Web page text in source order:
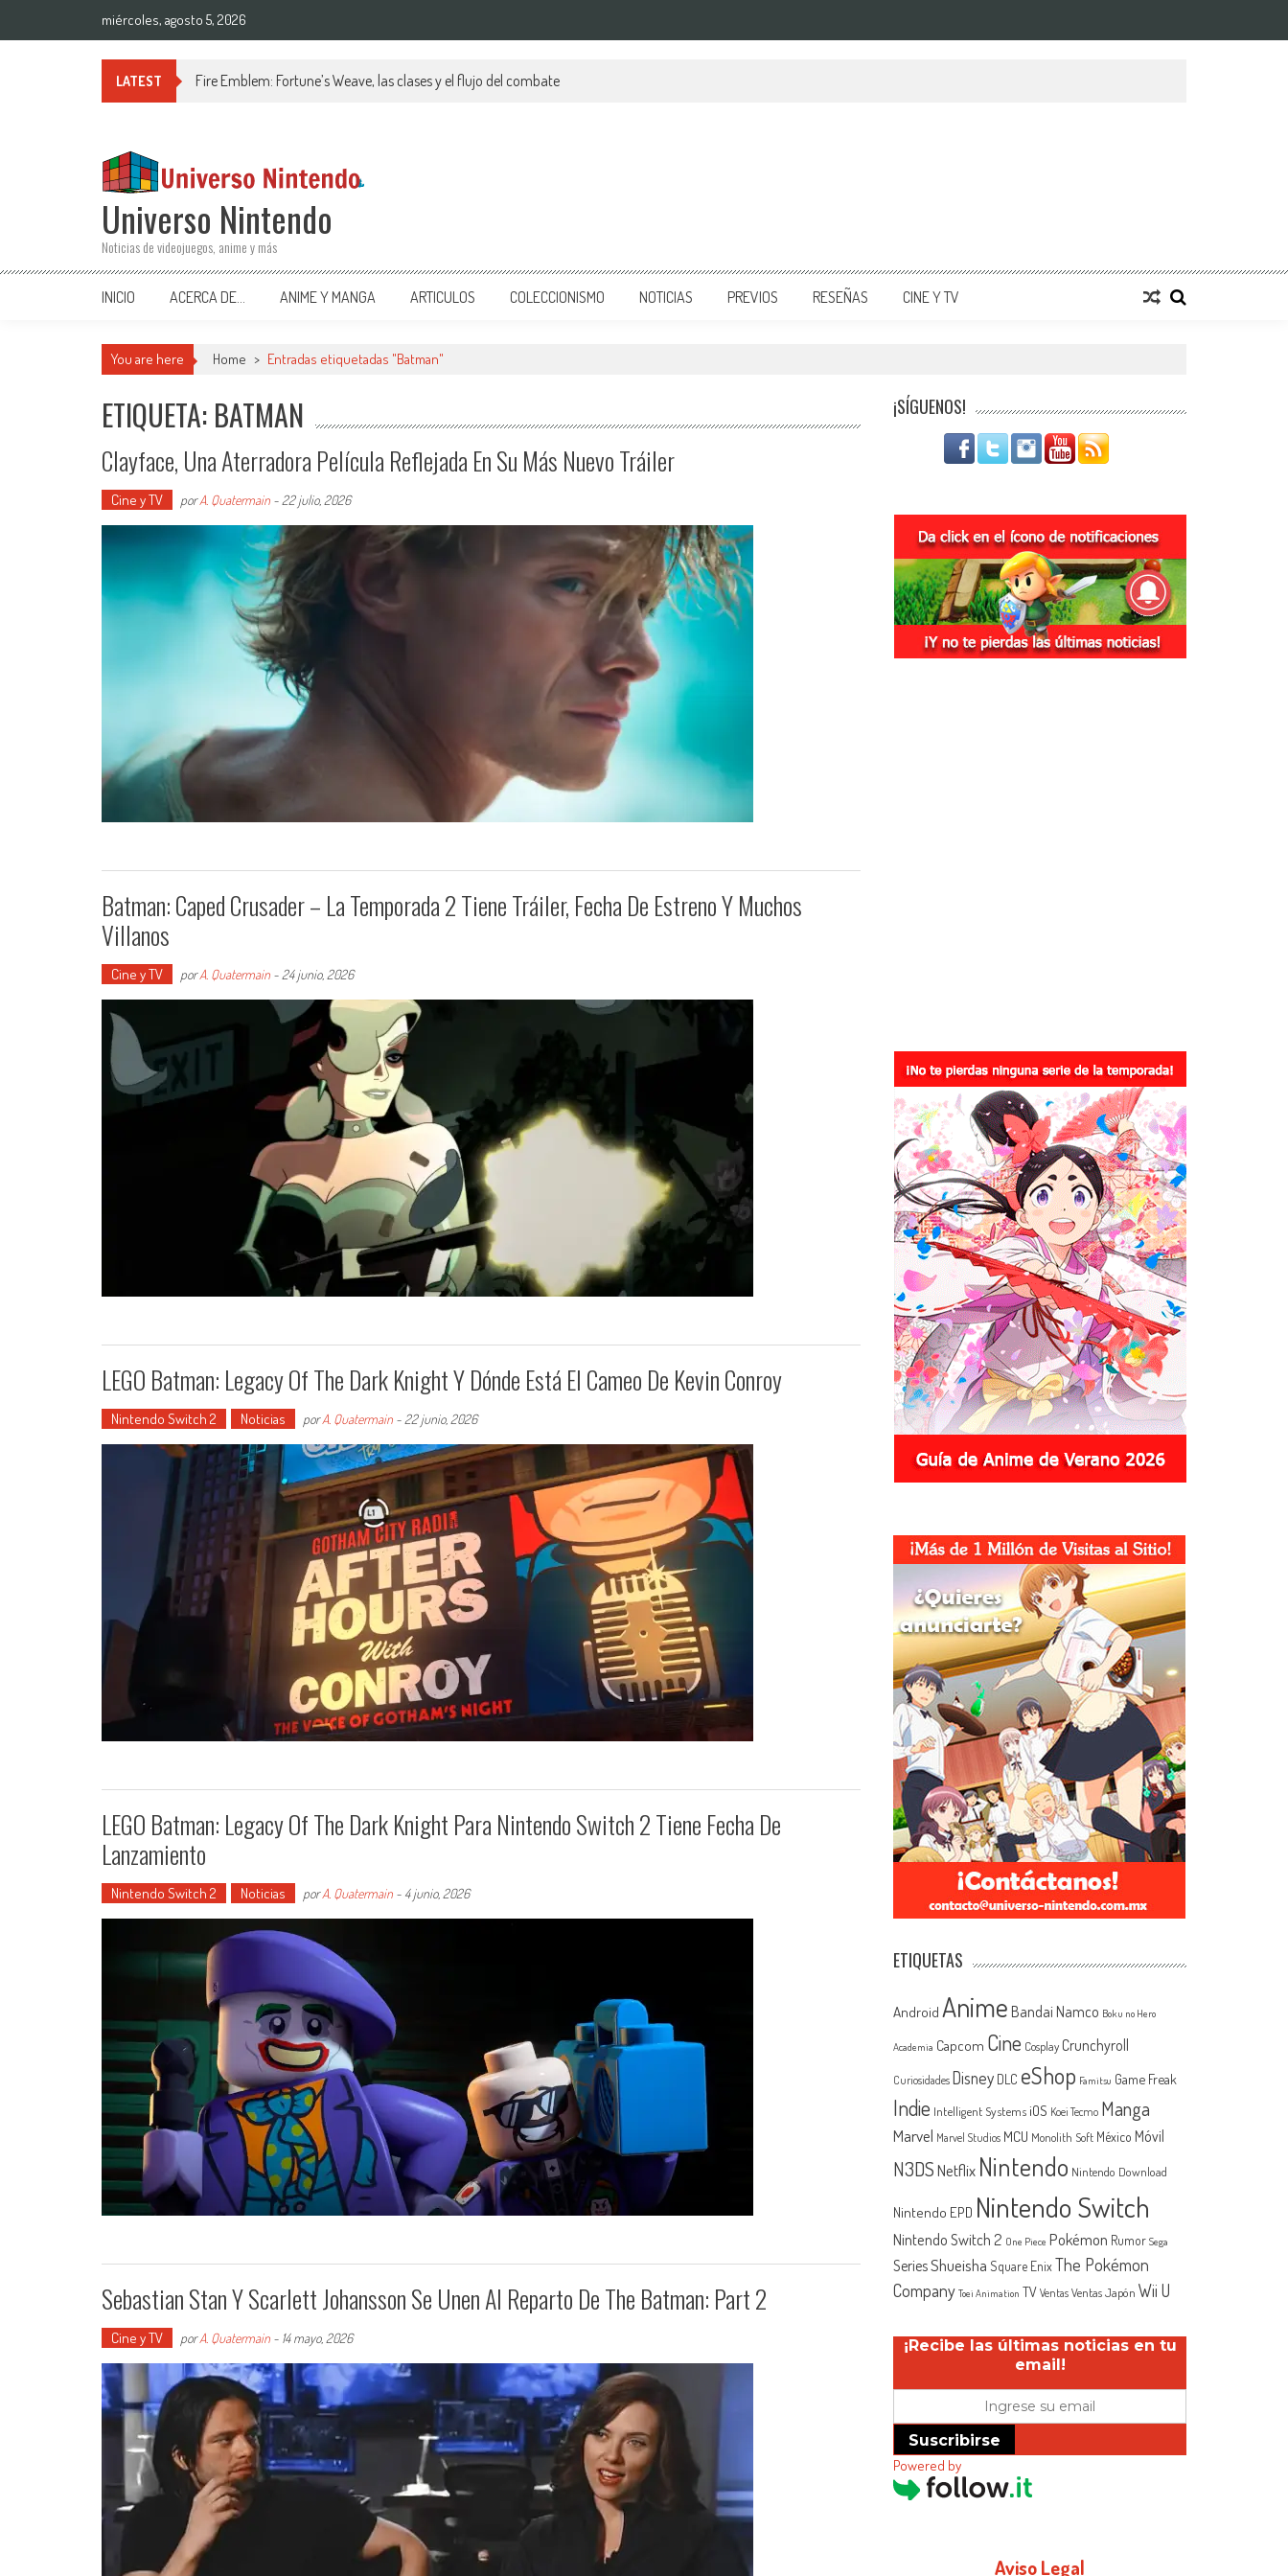
miércoles, agosto 5, 2026
LATEST Fire Emblem: Fortune’s Weave, las clases y el flujo del combate
Universo Nintendo
Noticias de videojuegos, anime y más
INICIO ACERCA DE… ANIME Y MANGA ARTICULOS COLECCIONISMO NOTICIAS PREVIOS RESEÑAS CINE Y TV
You are here Home > Entradas etiquetadas "Batman"
ETIQUETA: BATMAN
Clayface, Una Aterradora Película Reflejada En Su Más Nuevo Tráiler
Cine y TV porA. Quatermain - 22 julio, 2026
Batman: Caped Crusader – La Temporada 2 Tiene Tráiler, Fecha De Estreno Y Muchos
Villanos
Cine y TV porA. Quatermain - 24 junio, 2026
LEGO Batman: Legacy Of The Dark Knight Y Dónde Está El Cameo De Kevin Conroy
Nintendo Switch 2 Noticias porA. Quatermain - 22 junio, 2026
LEGO Batman: Legacy Of The Dark Knight Para Nintendo Switch 2 Tiene Fecha De
Lanzamiento
Nintendo Switch 2 Noticias porA. Quatermain - 4 junio, 2026
Sebastian Stan Y Scarlett Johansson Se Unen Al Reparto De The Batman: Part 2
Cine y TV porA. Quatermain - 14 mayo, 2026
¡SÍGUENOS!
ETIQUETAS
Android Anime Bandai Namco Boku no Hero
Academia Capcom Cine Cosplay Crunchyroll
Curiosidades Disney DLC eShop Famitsu Game Freak
Indie Intelligent Systems iOS Koei Tecmo Manga
Marvel Marvel Studios MCU Monolith Soft México Móvil
N3DSNetflix Nintendo Nintendo Download
Nintendo EPD Nintendo Switch
Nintendo Switch 2 One Piece Pokémon Rumor Sega
SeriesShueisha Square EnixThe Pokémon
Company Toei Animation TV Ventas Ventas Japón Wii U
¡Recibe las últimas noticias en tu
email!
Suscribirse
Powered by
Aviso Legal